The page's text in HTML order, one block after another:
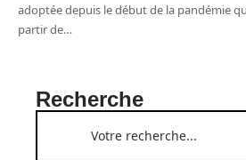
adoptée depuis le début de la pandémie
partir de…
Recherche